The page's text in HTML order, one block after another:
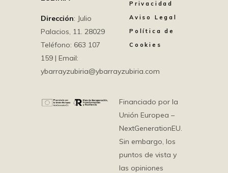
Dirección: Julio
Palacios, 11. 28029
Teléfono: 663 107
159 | Email:
ybarrayzubiria@ybarrayzubiria.com
Privacidad
Aviso Legal
Política de
Cookies
Financiado por la
Unión Europea –
NextGenerationEU.
Sin embargo, los
puntos de vista y
las opiniones